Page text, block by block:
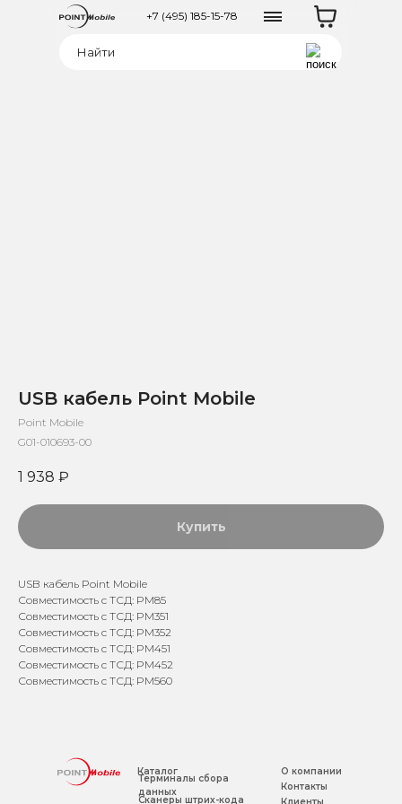
+7 (495) 185-15-78
USB кабель Point Mobile
Point Mobile
G01-010693-00
1 938 ₽
Купить
USB кабель Point Mobile
Совместимость с ТСД: PM85
Совместимость с ТСД: PM351
Совместимость с ТСД: PM352
Совместимость с ТСД: PM451
Совместимость с ТСД: PM452
Совместимость с ТСД: PM560
Каталог
Контакты
Клиенты
О компании
Терминалы сбора
данных
Сканеры штрих-кода